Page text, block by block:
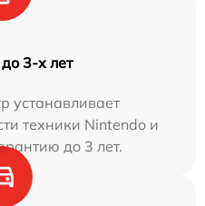
3-х лет
устанавливает
техники Nintendo и
до 3 лет.